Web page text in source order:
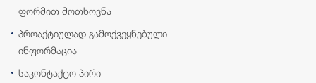
ფორმით მოთხოვნა
პროაქტიულად გამოქვეყნებული
ინფორმაცია
საკონტაქტო პირი